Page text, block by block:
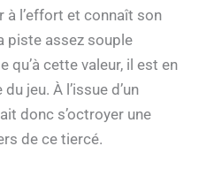
l’effort et connaît son
piste assez souple
qu’à cette valeur, il est en
jeu. À l’issue d’un
donc s’octroyer une
de ce tiercé.